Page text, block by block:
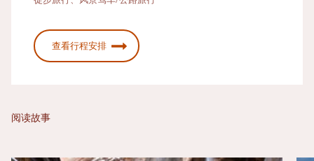
查看行程安排
阅读故事